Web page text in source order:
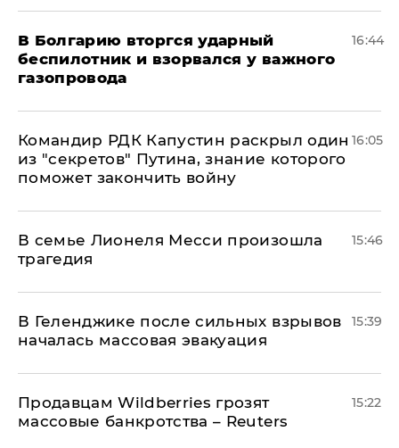
В Болгарию вторгся ударный
беспилотник и взорвался у важного
газопровода
16:44
Командир РДК Капустин раскрыл один
из "секретов" Путина, знание которого
поможет закончить войну
16:05
В семье Лионеля Месси произошла
трагедия
15:46
В Геленджике после сильных взрывов
началась массовая эвакуация
15:39
Продавцам Wildberries грозят
массовые банкротства – Reuters
15:22